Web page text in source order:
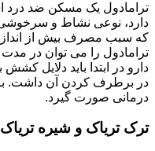
ترامادول یک مسکن ضد درد
دارد، نوعی نشاط و
که سبب مصرف بیش از
ترامادول را می توان در
دارو در ابتدا باید دلایل
در برطرف کردن آن داشت.
درمانی صورت گیرد.
ترک تریاک و شیره